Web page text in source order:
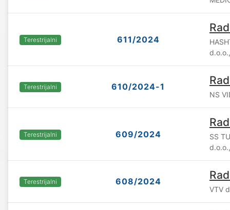
Terestrijalni 611/2024
Terestrijalni 610/2024-1
NS
Terestrijalni 609/2024
SS
Terestrijalni 608/2024
VTV